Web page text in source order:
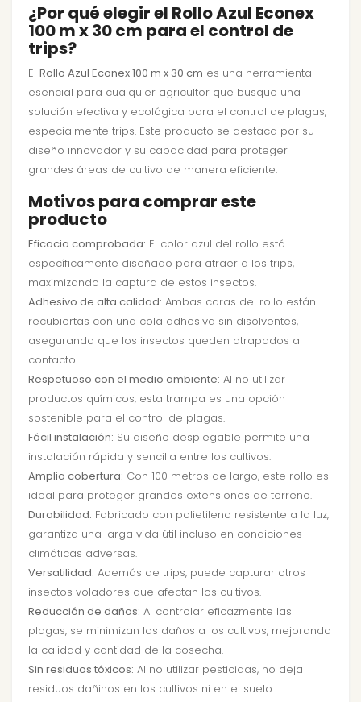
¿Por qué elegir el Rollo Azul Econex
100 m x 30 cm para el control de
trips?
El Rollo Azul Econex 100 m x 30 cm es una herramienta
esencial para cualquier agricultor que busque una
solución efectiva y ecológica para el control de plagas,
especialmente trips. Este producto se destaca por su
diseño innovador y su capacidad para proteger
grandes áreas de cultivo de manera eficiente.
Motivos para comprar este
producto
Eficacia comprobada: El color azul del rollo está
específicamente diseñado para atraer a los trips,
maximizando la captura de estos insectos.
Adhesivo de alta calidad: Ambas caras del rollo están
recubiertas con una cola adhesiva sin disolventes,
asegurando que los insectos queden atrapados al
contacto.
Respetuoso con el medio ambiente: Al no utilizar
productos químicos, esta trampa es una opción
sostenible para el control de plagas.
Fácil instalación: Su diseño desplegable permite una
instalación rápida y sencilla entre los cultivos.
Amplia cobertura: Con 100 metros de largo, este rollo es
ideal para proteger grandes extensiones de terreno.
Durabilidad: Fabricado con polietileno resistente a la luz,
garantiza una larga vida útil incluso en condiciones
climáticas adversas.
Versatilidad: Además de trips, puede capturar otros
insectos voladores que afectan los cultivos.
Reducción de daños: Al controlar eficazmente las
plagas, se minimizan los daños a los cultivos, mejorando
la calidad y cantidad de la cosecha.
Sin residuos tóxicos: Al no utilizar pesticidas, no deja
residuos dañinos en los cultivos ni en el suelo.